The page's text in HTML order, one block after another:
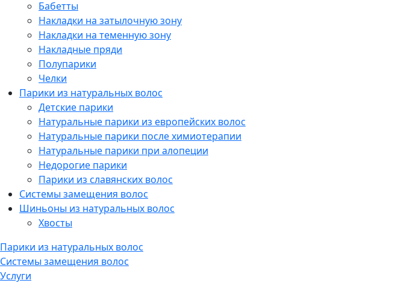
Бабетты
Накладки на затылочную зону
Накладки на теменную зону
Накладные пряди
Полупарики
Челки
Парики из натуральных волос
Детские парики
Натуральные парики из европейских волос
Натуральные парики после химиотерапии
Натуральные парики при алопеции
Недорогие парики
Парики из славянских волос
Системы замещения волос
Шиньоны из натуральных волос
Хвосты
Парики из натуральных волос
Системы замещения волос
Услуги